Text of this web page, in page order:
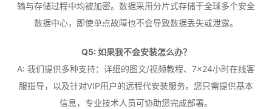
输与存储过程中均被加密。数据采用分片式存储于全球多个安全
数据中心，即使单点故障也不会导致数据丢失或泄露。
Q5: 如果我不会安装怎么办？
A: 我们提供多种支持：详细的图文/视频教程、7×24小时在线客
服指导，以及针对VIP用户的远程代安装服务。您只需提供基本
信息，专业技术人员可协助您完成部署。